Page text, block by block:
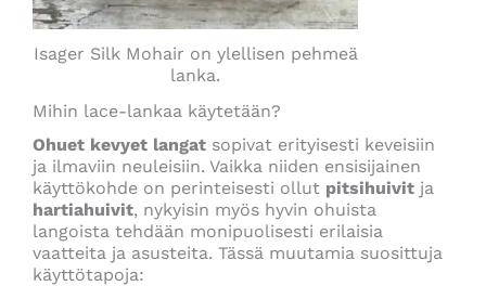
Isager Silk Mohair on ylellisen pehmeä
lanka.
Mihin lace-lankaa käytetään?
Ohuet kevyet langat sopivat erityisesti keveisiin
ja ilmaviin neuleisiin. Vaikka niiden ensisijainen
käyttökohde on perinteisesti ollut pitsihuivit ja
hartiahuivit, nykyisin myös hyvin ohuista
langoista tehdään monipuolisesti erilaisia
vaatteita ja asusteita. Tässä muutamia suosittuja
käyttötapoja: